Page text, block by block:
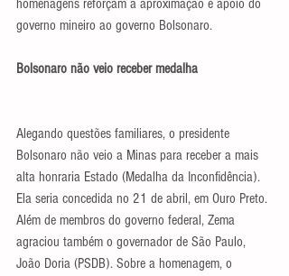
homenagens reforçam a aproximação e apoio do
governo mineiro ao governo Bolsonaro.
Bolsonaro não veio receber medalha
Alegando questões familiares, o presidente
Bolsonaro não veio a Minas para receber a mais
alta honraria Estado (Medalha da Inconfidência).
Ela seria concedida no 21 de abril, em Ouro Preto.
Além de membros do governo federal, Zema
agraciou também o governador de São Paulo,
João Doria (PSDB). Sobre a homenagem, o